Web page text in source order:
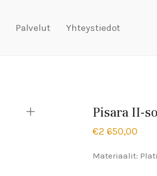
Palvelut Yhteystiedot
Pisara II-
€2 650,00
Materiaalit: